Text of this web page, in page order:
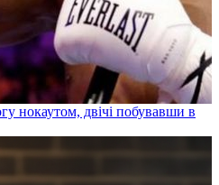
нокаутом, двічі побувавши в